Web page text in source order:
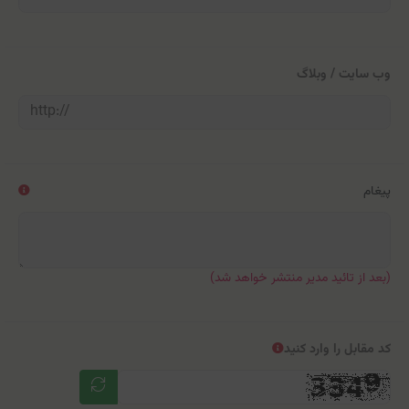
وب سایت / وبلاگ
پیغام
(بعد از تائید مدیر منتشر خواهد شد)
کد مقابل را وارد کنید